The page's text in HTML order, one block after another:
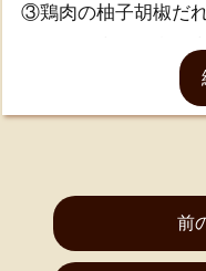
③鶏肉の柚子胡椒
じゃが ⑥筑前煮 ⑦
物 ⑨白身魚の煮付
ン ⑫クリームシチ
め ⑲酢豚 ⑳八宝
◇賞味期限が残り２
前